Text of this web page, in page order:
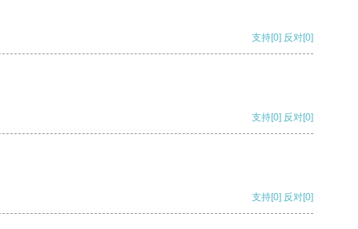
支持[0] 反对[0]
支持[0] 反对[0]
支持[0] 反对[0]